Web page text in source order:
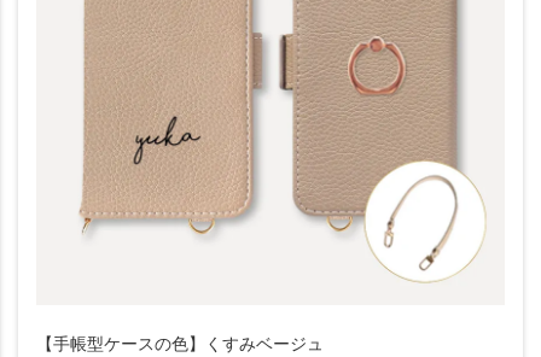
【手帳型ケースの色】くすみベージュ